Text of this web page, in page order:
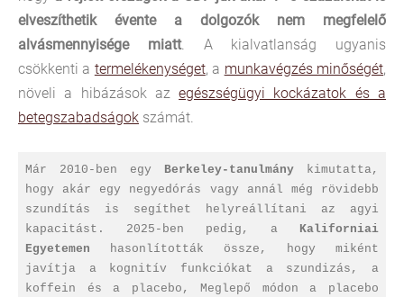
elveszíthetik évente a dolgozók nem megfelelő
alvásmennyisége miatt. A kialvatlanság ugyanis
csökkenti a termelékenységet, a munkavégzés minőségét,
növeli a hibázások azegészségügyi kockázatok és a
betegszabadságok számát.
Már 2010-ben egy Berkeley-tanulmány kimutatta,
hogy akár egy negyedórás vagy annál még rövidebb
szundítás is segíthet helyreállítani az agyi
kapacitást. 2025-ben pedig, a Kaliforniai
Egyetemen hasonlították össze, hogy miként
javítja a kognitív funkciókat a szundizás, a
koffein és a placebo, Meglepő módon a placebo